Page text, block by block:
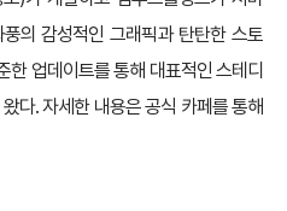
의 감성적인 그래픽과 탄탄한 스토
한 업데이트를 통해 대표적인 스테디
다. 자세한 내용은 공식 카페를 통해